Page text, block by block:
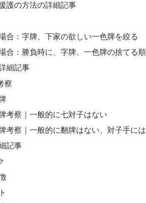
護の方法の詳細記事
合：字牌、下家の欲しい一色牌を絞る
合：勝負時に、字牌、一色牌の捨てる順
細記事
察
考察｜一般的に七対子はない
考察｜一般的に翻牌はない、対子手に
記事